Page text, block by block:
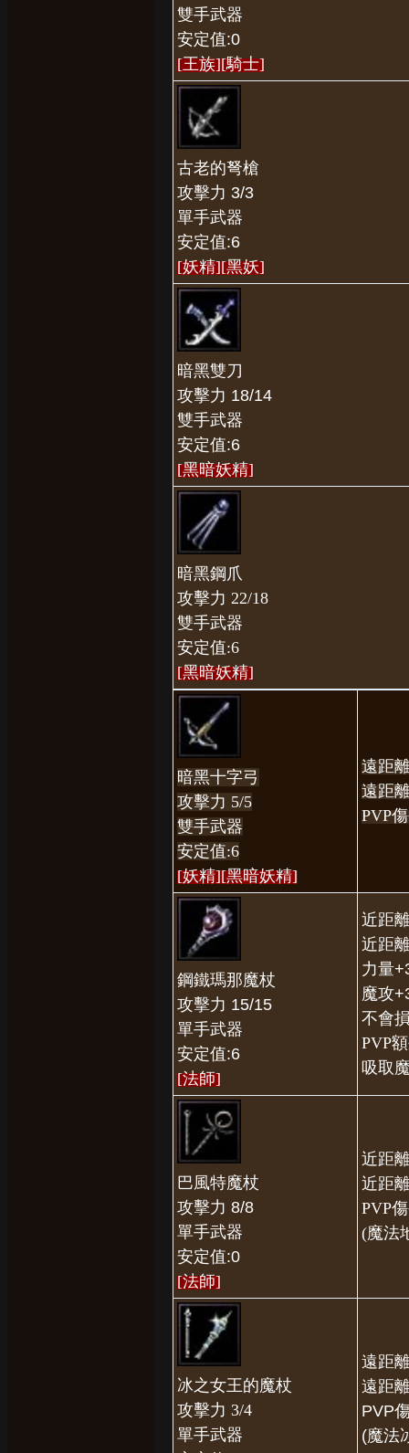
雙手武器
安定值:0
[王族][騎士]
古老的弩槍
攻擊力 3/3
單手武器
安定值:6
[妖精][黑妖]
暗黑雙刀
攻擊力 18/14
雙手武器
安定值:6
[黑暗妖精]
暗黑鋼爪
攻擊力 22/18
雙手武器
安定值:6
[黑暗妖精]
暗黑十字弓
攻擊力 5/5
雙手武器
安定值:6
[妖精][黑暗妖精]
遠距
遠距
PVP
鋼鐵瑪那魔杖
攻擊力 15/15
單手武器
安定值:6
[法師]
近距
近距
力量
魔攻
不會
PVP
吸取
巴風特魔杖
攻擊力 8/8
單手武器
安定值:0
[法師]
近距
近距
PVP
(魔法
冰之女王的魔杖
攻擊力 3/4
單手武器
遠距
遠距
PVP
(魔法